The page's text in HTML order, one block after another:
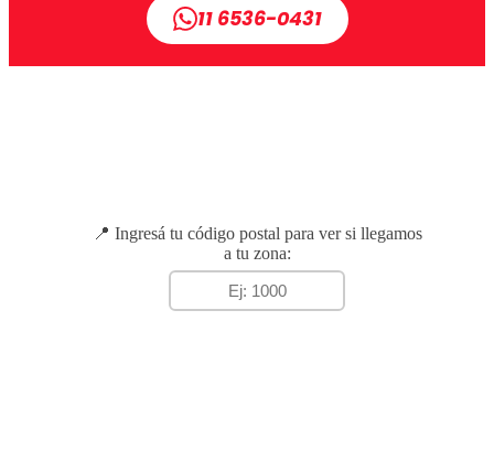
11 6536-0431
📍 Ingresá tu código postal para ver si llegamos
a tu zona: